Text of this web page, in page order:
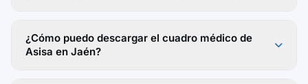
¿Cómo puedo descargar el cuadro médico de
Asisa en Jaén?